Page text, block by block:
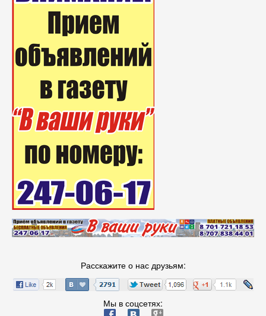
Расскажите о нас друзьям:
Мы в соцсетях: